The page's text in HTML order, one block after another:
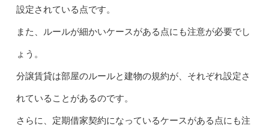
設定されている点です。
また、ルールが細かいケースがある点にも注意が必要でし
ょう。
分譲賃貸は部屋のルールと建物の規約が、それぞれ設定さ
れていることがあるのです。
さらに、定期借家契約になっているケースがある点にも注